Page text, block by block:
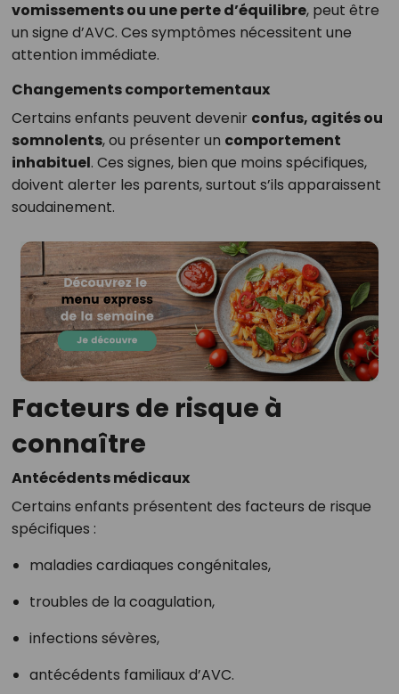
vomissements ou une perte d’équilibre, peut être
un signe d’AVC. Ces symptômes nécessitent une
attention immédiate.
Changements comportementaux
Certains enfants peuvent devenir confus, agités ou
somnolents, ou présenter un comportement
inhabituel. Ces signes, bien que moins spécifiques,
doivent alerter les parents, surtout s’ils apparaissent
soudainement.
Facteurs de risque à
connaître
Antécédents médicaux
Certains enfants présentent des facteurs de risque
spécifiques :
maladies cardiaques congénitales,
troubles de la coagulation,
infections sévères,
antécédents familiaux d’AVC.